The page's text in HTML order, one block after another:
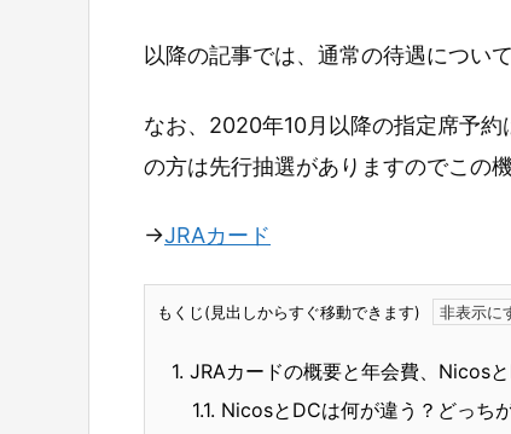
以降の記事では、通常の待遇につい
なお、2020年10月以降の指定席予
の方は先行抽選がありますのでこの
→JRAカード
もくじ(見出しからすぐ移動できます)
1. JRAカードの概要と年会費、Nicos
1.1. NicosとDCは何が違う？どっち